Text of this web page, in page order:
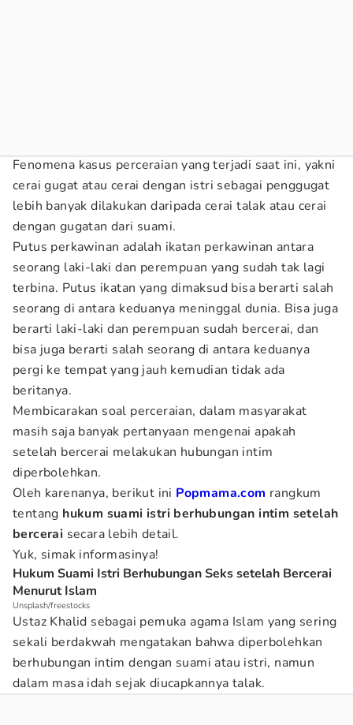
Fenomena kasus perceraian yang terjadi saat ini, yakni
cerai gugat atau cerai dengan istri sebagai penggugat
lebih banyak dilakukan daripada cerai talak atau cerai
dengan gugatan dari suami.
Putus perkawinan adalah ikatan perkawinan antara
seorang laki-laki dan perempuan yang sudah tak lagi
terbina. Putus ikatan yang dimaksud bisa berarti salah
seorang di antara keduanya meninggal dunia. Bisa juga
berarti laki-laki dan perempuan sudah bercerai, dan
bisa juga berarti salah seorang di antara keduanya
pergi ke tempat yang jauh kemudian tidak ada
beritanya.
Membicarakan soal perceraian, dalam masyarakat
masih saja banyak pertanyaan mengenai apakah
setelah bercerai melakukan hubungan intim
diperbolehkan.
Oleh karenanya, berikut ini Popmama.com rangkum
tentang hukum suami istri berhubungan intim setelah
bercerai secara lebih detail.
Yuk, simak informasinya!
Hukum Suami Istri Berhubungan Seks setelah Bercerai
Menurut Islam
Unsplash/freestocks
Ustaz Khalid sebagai pemuka agama Islam yang sering
sekali berdakwah mengatakan bahwa diperbolehkan
berhubungan intim dengan suami atau istri, namun
dalam masa idah sejak diucapkannya talak.